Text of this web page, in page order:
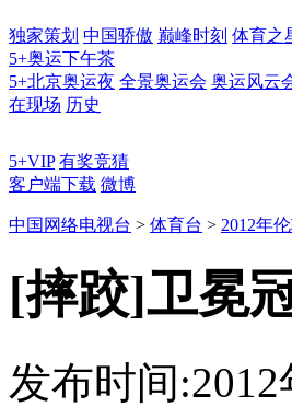
独家策划 中国骄傲 巅峰时刻 体育之
5+奥运下午茶
5+北京奥运夜 全景奥运会 奥运风云
在现场 历史
5+VIP 有奖竞猜
客户端下载 微博
中国网络电视台 > 体育台 > 2012年
[摔跤]卫冕
发布时间